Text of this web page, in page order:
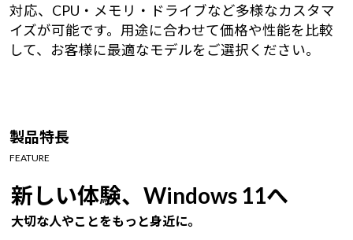
対応、CPU・メモリ・ドライブなど多様なカスタマ
イズが可能です。用途に合わせて価格や性能を比較
して、お客様に最適なモデルをご選択ください。
製品特長
FEATURE
新しい体験、Windows 11へ
大切な人やことをもっと身近に。